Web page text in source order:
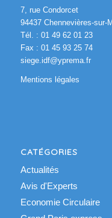
7, rue Condorcet
94437 Chennevières-sur-
Tél. : 01 49 62 01 23
Fax : 01 45 93 25 74
siege.idf@yprema.fr
Mentions légales
CATÉGORIES
Actualités
Avis d'Experts
Economie Circulaire